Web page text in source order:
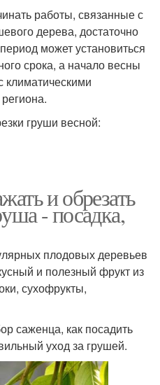
работы, связанные с
дерева, достаточно
может установиться
срока, а начало весны
климатическими
груши весной:
и обрезать
- посадка,
плодовых деревьев
и полезный фрукт из
сухофрукты,
саженца, как посадить
уход за грушей.